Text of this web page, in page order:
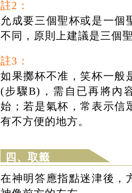
註2：
允成要三個聖杯或是一個
不同，原則上建議是三個
註3：
如果擲杯不准，笑杯一般
(步驟B)，需自已再將內
始；若是氣杯，常表示信
有不方便的地方。
四、取籤
在神明答應指點迷津後，